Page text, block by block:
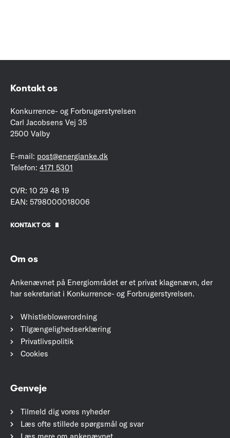
Kontakt os
Konkurrence- og Forbrugerstyrelsen
Carl Jacobsens Vej 35
2500 Valby
E-mail: post@energianke.dk
Telefon: 4171 5301
CVR: 10 29 48 19
EAN: 5798000018006
KONTAKT OS
Om os
Ankenævnet på Energiområdet er et privat klagenævn, der
har sekretariat i Konkurrence- og Forbrugerstyrelsen.
Whistleblowerordning
Tilgængelighedserklæring
Privatlivspolitik
Cookies
Genveje
Tilmeld dig vores nyheder
Læs ofte stillede spørgsmål og svar
Læs mere om ankenævnet